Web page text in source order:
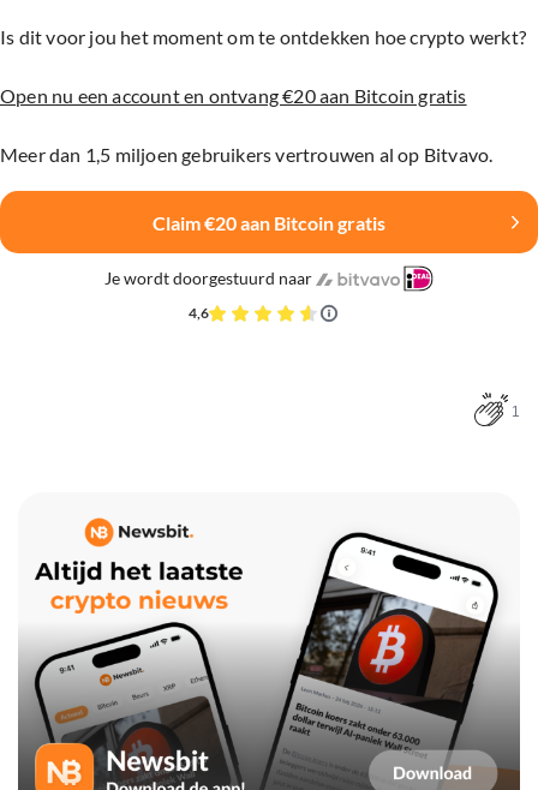
Is dit voor jou het moment om te ontdekken hoe crypto werkt?
Open nu een account en ontvang €20 aan Bitcoin gratis
Meer dan 1,5 miljoen gebruikers vertrouwen al op Bitvavo.
Claim €20 aan Bitcoin gratis
Je wordt doorgestuurd naar
4,6
1